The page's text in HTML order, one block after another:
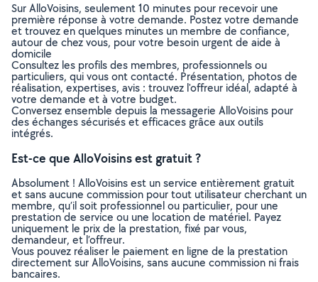
Sur AlloVoisins, seulement 10 minutes pour recevoir une
première réponse à votre demande. Postez votre demande
et trouvez en quelques minutes un membre de confiance,
autour de chez vous, pour votre besoin urgent de aide à
domicile
Consultez les profils des membres, professionnels ou
particuliers, qui vous ont contacté. Présentation, photos de
réalisation, expertises, avis : trouvez l'offreur idéal, adapté à
votre demande et à votre budget.
Conversez ensemble depuis la messagerie AlloVoisins pour
des échanges sécurisés et efficaces grâce aux outils
intégrés.
Est-ce que AlloVoisins est gratuit ?
Absolument ! AlloVoisins est un service entièrement gratuit
et sans aucune commission pour tout utilisateur cherchant un
membre, qu’il soit professionnel ou particulier, pour une
prestation de service ou une location de matériel. Payez
uniquement le prix de la prestation, fixé par vous,
demandeur, et l’offreur.
Vous pouvez réaliser le paiement en ligne de la prestation
directement sur AlloVoisins, sans aucune commission ni frais
bancaires.